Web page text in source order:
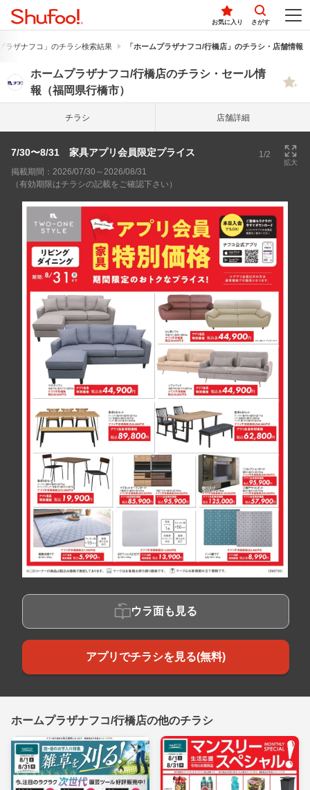
お気に入り さがす
ラザナフコ」のチラシ検索結果 「ホームプラザナフコ/行橋店」のチラシ・店舗情報
ホームプラザナフコ/行橋店のチラシ・セール情
報（福岡県行橋市）
チラシ 店舗詳細
7/30〜8/31 家具アプリ会員限定プライス 1/2
拡大
掲載期間：2026/07/30～2026/08/31
（有効期限はチラシの記載をご確認下さい）
ウラ面も見る
アプリでチラシを見る(無料)
ホームプラザナフコ/行橋店の他のチラシ